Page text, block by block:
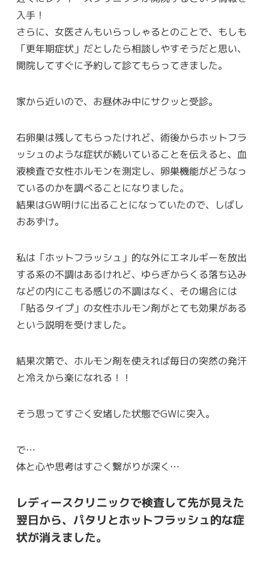
入手！
さらに、女医さんもいらっしゃるとのことで、もしも
「更年期症状」だとしたら相談しやすそうだと思い、
開院してすぐに予約して診てもらってきました。
家から近いので、お昼休み中にサクッと受診。
右卵巣は残してもらったけれど、術後からホットフラ
ッシュのような症状が続いていることを伝えると、血
液検査で女性ホルモンを測定し、卵巣機能がどうなっ
ているのかを調べることになりました。
結果はGW明けに出ることになっていたので、しばし
おあずけ。
私は「ホットフラッシュ」的な外にエネルギーを放出
する系の不調はあるけれど、ゆらぎからくる落ち込み
などの内にこもる感じの不調はなく、その場合には
「貼るタイプ」の女性ホルモン剤がとても効果がある
という説明を受けました。
結果次第で、ホルモン剤を使えれば毎日の突然の発汗
と冷えから楽になれる！！
そう思ってすごく安堵した状態でGWに突入。
で…
体と心や思考はすごく繋がりが深く…
レディースクリニックで検査して先が見えた
翌日から、パタリとホットフラッシュ的な症
状が消えました。